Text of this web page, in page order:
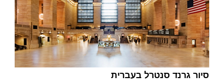
סיור גרנד סנטרל בעברית